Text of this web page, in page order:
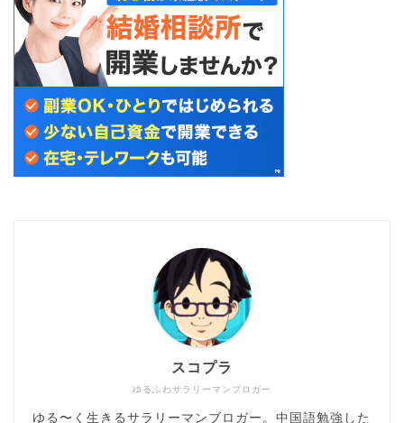
ゆるふわサラリーマンブロガー
スコプラ
ゆる〜く生きるサラリーマンブロガー。中国語勉強した